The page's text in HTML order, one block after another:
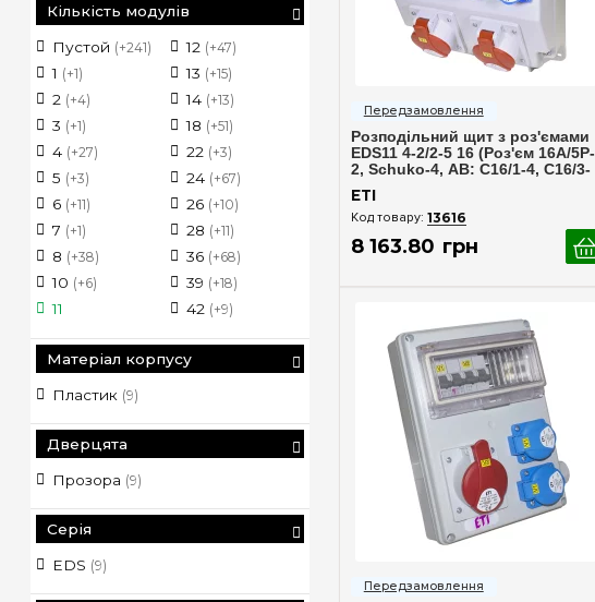
Розподільний щит з роз'ємами
EDS11 4-2/2-5 16 (Роз'єм 16A/5P-
2, Schuko-4, АВ: C16/1-4, C16/3-
ETI
13616
8 163.80 грн
Кількість модулів
Пустой (+241)
1 (+1)
2 (+4)
3 (+1)
4 (+27)
5 (+3)
6 (+11)
7 (+1)
8 (+38)
10 (+6)
11
12 (+47)
13 (+15)
14 (+13)
18 (+51)
22 (+3)
24 (+67)
26 (+10)
28 (+11)
36 (+68)
39 (+18)
42 (+9)
(+11)
(+2)
(+45)
(+3)
104 (+2)
(+4)
144(+46)
156(+2)
180
182
Матеріал корпусу
Пластик (9)
Дверцята
Прозора (9)
Серія
EDS (9)